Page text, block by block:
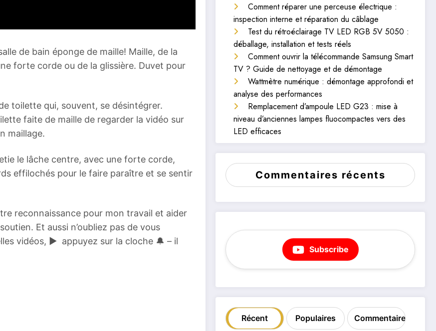
de bain éponge de maille! Maille, de la
forte corde ou de la glissière. Duvet pour
toilette qui, souvent, se désintégrer.
faite de maille de regarder la vidéo sur
maillage.
le lâche centre, avec une forte corde,
effilochés pour le faire paraître et se sentir
reconnaissance pour mon travail et aider
Et aussi n’oubliez pas de vous
vidéos, ▶ ️ appuyez sur la cloche 🔔 – il
Comment réparer une perceuse électrique :
inspection interne et réparation du câblage
Test du rétroéclairage TV LED RGB 5V 5050 :
déballage, installation et tests réels
Comment ouvrir la télécommande Samsung Smart
TV ? Guide de nettoyage et de démontage
Wattmètre numérique : démontage approfondi et
analyse des performances
Remplacement d’ampoule LED G23 : mise à
niveau d’anciennes lampes fluocompactes vers des
LED efficaces
Commentaires récents
Subscribe
Récent Populaires Commentaire